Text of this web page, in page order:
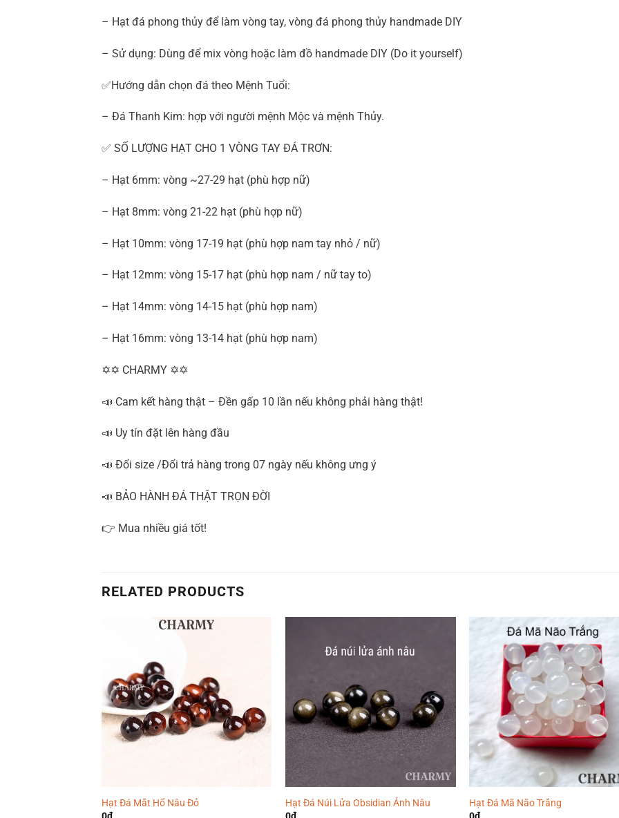
– Hạt đá phong thủy để làm vòng tay, vòng đá phong thủy handmade DIY
– Sử dụng: Dùng để mix vòng hoặc làm đồ handmade DIY (Do it yourself)
✅Hướng dẫn chọn đá theo Mệnh Tuổi:
– Đá Thanh Kim: hợp với người mệnh Mộc và mệnh Thủy.
✅ SỐ LƯỢNG HẠT CHO 1 VÒNG TAY ĐÁ TRƠN:
– Hạt 6mm: vòng ~27-29 hạt (phù hợp nữ)
– Hạt 8mm: vòng 21-22 hạt (phù hợp nữ)
– Hạt 10mm: vòng 17-19 hạt (phù hợp nam tay nhỏ / nữ)
– Hạt 12mm: vòng 15-17 hạt (phù hợp nam / nữ tay to)
– Hạt 14mm: vòng 14-15 hạt (phù hợp nam)
– Hạt 16mm: vòng 13-14 hạt (phù hợp nam)
✡✡ CHARMY ✡✡
📣 Cam kết hàng thật – Đền gấp 10 lần nếu không phải hàng thật!
📣 Uy tín đặt lên hàng đầu
📣 Đổi size /Đổi trả hàng trong 07 ngày nếu không ưng ý
📣 BẢO HÀNH ĐÁ THẬT TRỌN ĐỜI
👉 Mua nhiều giá tốt!
RELATED PRODUCTS
Hạt Đá Mắt Hổ Nâu Đỏ
Hạt Đá Núi Lửa Obsidian Ánh Nâu
Hạt Đá Mã Não Trắng